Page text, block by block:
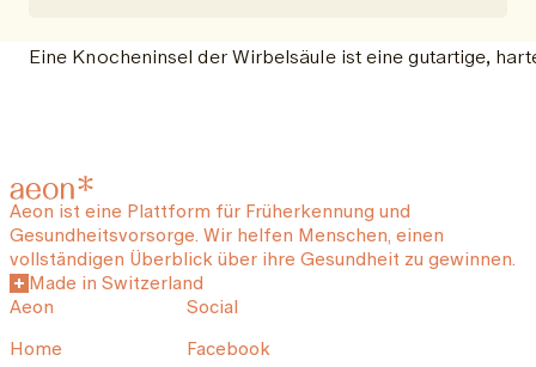
Eine Knocheninsel der Wirbelsäule ist eine gutartige,
Aeon ist eine Plattform für Früherkennung und
Gesundheitsvorsorge. Wir helfen Menschen, einen
vollständigen Überblick über ihre Gesundheit zu gewinnen.
Made in Switzerland
Aeon
Home
Social
Facebook